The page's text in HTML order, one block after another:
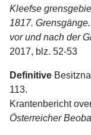
Kleefse
1817.
vor und nach der
2017, blz. 52-53
Definitive
113.
Krantenbericht
Österreicher